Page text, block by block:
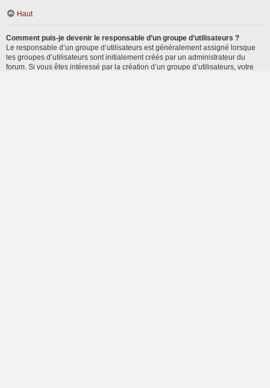
Haut
Comment puis-je devenir le responsable d’un groupe d’utilisateurs ?
Le responsable d’un groupe d’utilisateurs est généralement assigné lorsque
les groupes d’utilisateurs sont initialement créés par un administrateur du
forum. Si vous êtes intéressé par la création d’un groupe d’utilisateurs, votre